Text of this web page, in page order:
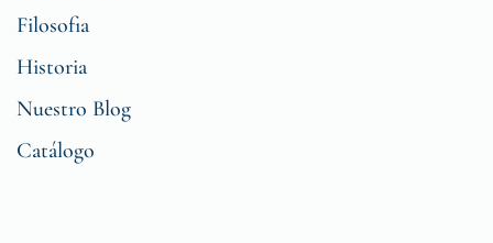
Filosofia
Historia
Nuestro Blog
Catálogo